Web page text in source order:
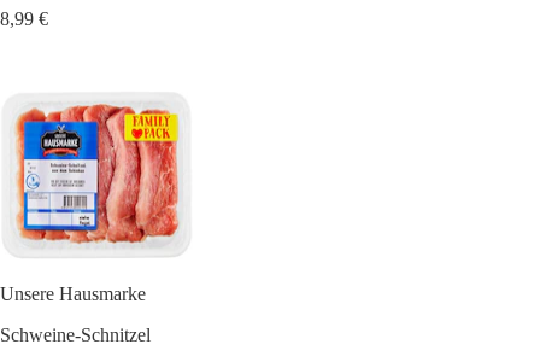
8,99 €
Unsere Hausmarke
Schweine-Schnitzel